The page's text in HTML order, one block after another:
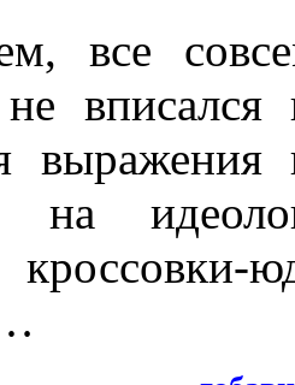
все
выражения
на